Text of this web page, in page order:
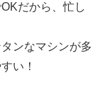
OKだから、忙し
ンなマシンが多
い！